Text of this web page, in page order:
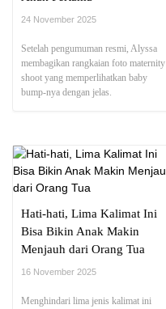
24 November 2025
Setelah pengumuman resmi, Alyssa
membagikan rangkaian foto maternity
shoot yang memperlihatkan baby
bump-nya dengan jelas.
Hati-hati, Lima Kalimat Ini
Bisa Bikin Anak Makin
Menjauh dari Orang Tua
16 November 2025
Menghindari lima jenis kalimat ini